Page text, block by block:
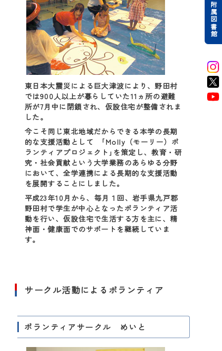
東日本大震災による巨大津波により、野田村
では900人以上が暮らしていた11ヵ所の避難
所が7月中に閉鎖され、仮設住宅が整備されま
した。
今こそ同じ東北地域だからできる本学の長期
的な支援活動として ｢Molly（モーリー）ボ
ランティアプロジェクト｣を策定し、教育・研
究・社会貢献という大学業務のあらゆる分野
において、全学連携による長期的な支援活動
を展開することにしました。
平成23年10月から、毎月１回、岩手県九戸郡
野田村で学生が中心となったボランティア活
動を行い、仮設住宅で生活する方を主に、精
神面・健康面でのサポートを継続していま
す。
サークル活動によるボランティア
ボランティアサークル めいと
附属図書館